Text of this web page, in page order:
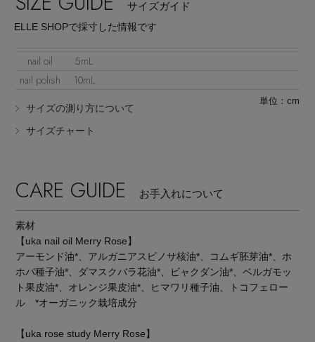
Stay in
サイズガイド
ELLE SHOPで採寸した情報です
nail oil
5mL
nail polish
10mL
サイズの測り方について
サイズチャート
単位：cm
CARE GUIDE お手入れについて
素材
【uka nail oil Merry Rose】
アーモンド油*、アルガニアスピノサ核油*、コムギ胚芽油*、ホ
ホバ種子油*、ダマスクバラ花油*、ビャクダン油*、ベルガモッ
ト果皮油*、オレンジ果皮油*、ヒマワリ種子油、トコフェロー
ル *オーガニック栽培成分
【uka rose study Merry Rose】